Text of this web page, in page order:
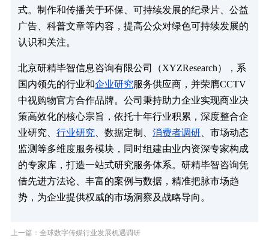
式。制作和传播关于环保、可持续发展的纪录片、公益
广告、科普文章等内容，提高公众对绿色可持续发展的
认识和关注。
北京研精毕智信息咨询有限公司（XYZResearch），系
国内领先的行业和企业研究服务供应商，并荣膺CCTV
中视购物官方合作品牌。公司秉持助力企业实现商业决
策高效化的核心宗旨，依托十年行业积累，深度整合企
业研究、 行业研究 、数据定制、 消费者调研、市场动态
监测等多维度服务模块，同时组建由业内资深专家构成
的专家库，打造一站式研究服务体系。研精毕智咨询凭
借先进方法论、丰富的案例与数据，精准把脉市场趋
势，为企业提供权威的市场洞察及战略导向。
上一篇：全球数字传媒行业发展机遇调研